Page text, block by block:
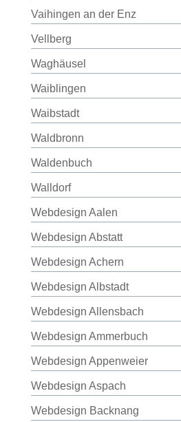
Vaihingen an der Enz
Vellberg
Waghäusel
Waiblingen
Waibstadt
Waldbronn
Waldenbuch
Walldorf
Webdesign Aalen
Webdesign Abstatt
Webdesign Achern
Webdesign Albstadt
Webdesign Allensbach
Webdesign Ammerbuch
Webdesign Appenweier
Webdesign Aspach
Webdesign Backnang